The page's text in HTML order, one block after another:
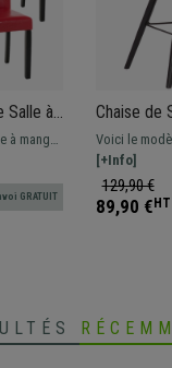
Salle à
à manger.
GRATUIT
Chaise de
SUMMER
Nordique,
Noir
Voici le
pour donner
modernité à
ou cuisine.
[+Info]
129,90 €
89,90 € HT